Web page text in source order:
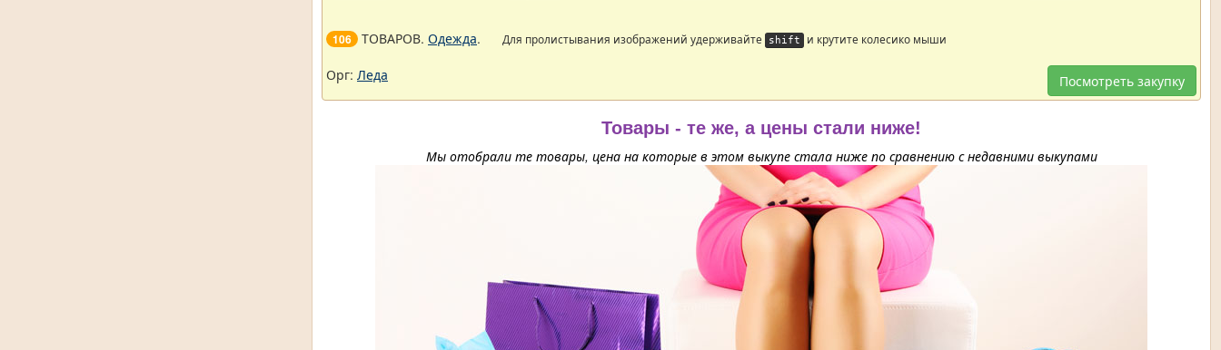
106 ТОВАРОВ. Одежда. Для пролистывания изображений удерживайте shift и крутите колесико мыши
Посмотреть закупку
Орг: Леда
Товары - те же, а цены стали ниже!
Мы отобрали те товары, цена на которые в этом выкупе стала ниже по сравнению с недавними выкупами